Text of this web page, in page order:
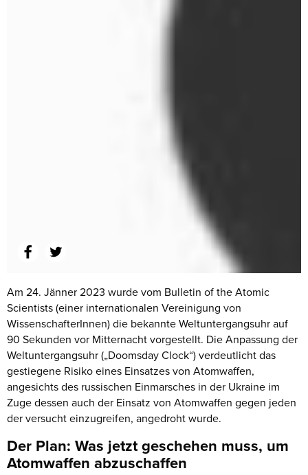
Am 24. Jänner 2023 wurde vom Bulletin of the Atomic
Scientists (einer internationalen Vereinigung von
WissenschafterInnen) die bekannte Weltuntergangsuhr auf
90 Sekunden vor Mitternacht vorgestellt. Die Anpassung der
Weltuntergangsuhr („Doomsday Clock“) verdeutlicht das
gestiegene Risiko eines Einsatzes von Atomwaffen,
angesichts des russischen Einmarsches in der Ukraine im
Zuge dessen auch der Einsatz von Atomwaffen gegen jeden
der versucht einzugreifen, angedroht wurde.
Der Plan: Was jetzt geschehen muss, um
Atomwaffen abzuschaffen